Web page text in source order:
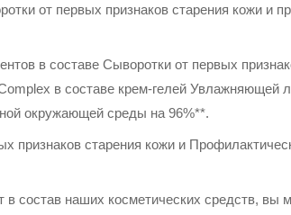
от первых признаков старения кожи и
в составе Сыворотки от первых
в составе крем-гелей Увлажняющей
окружающей среды на 96%**.
признаков старения кожи и
в состав наших косметических средств, вы